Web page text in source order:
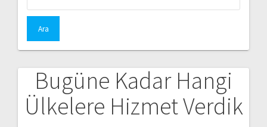
Bugüne Kadar Hangi
Ülkelere Hizmet Verdik